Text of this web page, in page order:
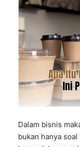
Dalam bisnis
bukan hanya